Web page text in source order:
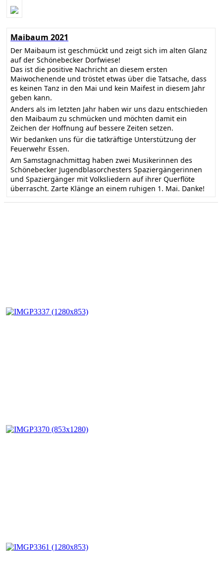
Maibaum 2021
Der Maibaum ist geschmückt und zeigt sich im alten Glanz
auf der Schönebecker Dorfwiese!
Das ist die positive Nachricht an diesem ersten
Maiwochenende und tröstet etwas über die Tatsache, dass
es keinen Tanz in den Mai und kein Maifest in diesem Jahr
geben kann.
Anders als im letzten Jahr haben wir uns dazu entschieden
den Maibaum zu schmücken und möchten damit ein
Zeichen der Hoffnung auf bessere Zeiten setzen.
Wir bedanken uns für die tatkräftige Unterstützung der
Feuerwehr Essen.
Am Samstagnachmittag haben zwei Musikerinnen des
Schönebecker Jugendblasorchesters Spaziergängerinnen
und Spaziergänger mit Volksliedern auf ihrer Querflöte
überrascht. Zarte Klänge an einem ruhigen 1. Mai. Danke!